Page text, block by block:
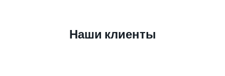
Наши клиенты